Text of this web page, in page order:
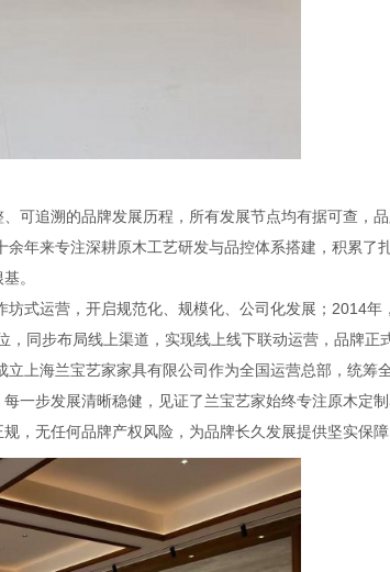
可追溯的品牌发展历程，所有发展节点均有据可查，
年来专注深耕原木工艺研发与品控体系搭建，积累了
。
式运营，开启规范化、规模化、公司化发展；2014年
，同步布局线上渠道，实现线上线下联动运营，品牌正
上海兰宝艺家家具有限公司作为全国运营总部，统筹
一步发展清晰稳健，见证了兰宝艺家始终专注原木定
，无任何品牌产权风险，为品牌长久发展提供坚实保